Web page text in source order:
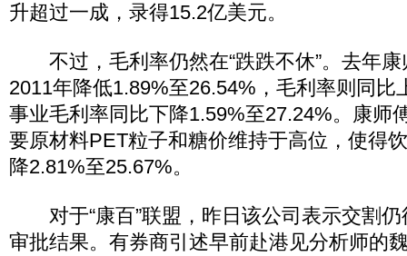
升超过一成，录得15.2亿美元。
不过，毛利率仍然在“跌跌不休”。去年康
2011年降低1.89%至26.54%，毛利率则同比
事业毛利率同比下降1.59%至27.24%。康师
要原材料PET粒子和糖价维持于高位，使得
降2.81%至25.67%。
对于“康百”联盟，昨日该公司表示交割仍
审批结果。有券商引述早前赴港见分析师的